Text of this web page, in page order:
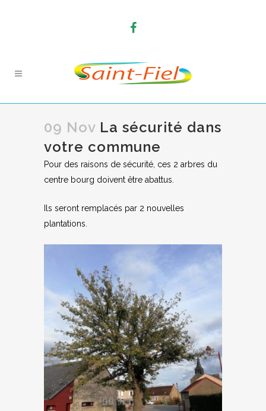
09 Nov La sécurité dans
votre commune
Pour des raisons de sécurité, ces 2 arbres du
centre bourg doivent être abattus.
Ils seront remplacés par 2 nouvelles
plantations.